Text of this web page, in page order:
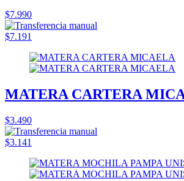
$7.990
$7.191
MATERA CARTERA
$3.490
$3.141